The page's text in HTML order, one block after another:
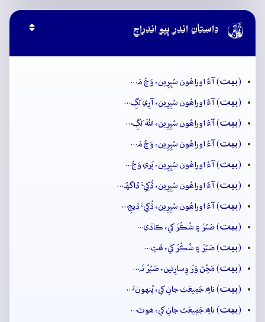
 داستان اندر ٻيو اندراج
(بيت) آءُ اوراھُون سُپِرِين، وَڃُ مَ…
(بيت) آءُ اوراھُون سُپِرِين، آرِي لَڳِ…
(بيت) آءُ اوراھُون سُپِرِين، اللهَ لَڳِ…
(بيت) آءُ اوراھُون سُپِرِين، وَڃُ مَ…
(بيت) آءُ اوراھُون سُپِرِين، پَري وَڃُ…
(بيت) آءُ اوراھُون سُپِرِين، ڏُکِيءَ ڏاگهُہ…
(بيت) آءُ اوراھُون سُپِرِين، ڏُکِيءَ ڏيجِ…
(بيت) صَبُرَ ۽ شُڪُرَ کي، ڪاڏي…
(بيت) صَبُرَ ۽ شُڪُرَ کي، ھَٿِ…
(بيت) مَڇُڻ وَرَ وِسارِئين، صَبُرُ نَہ…
(بيت) ناھِ جَمِيعَتَ جانِ کي، پُنهونءَ…
(بيت) ناھِ جَمِيعَتَ جانِ کي، ھوتَ…